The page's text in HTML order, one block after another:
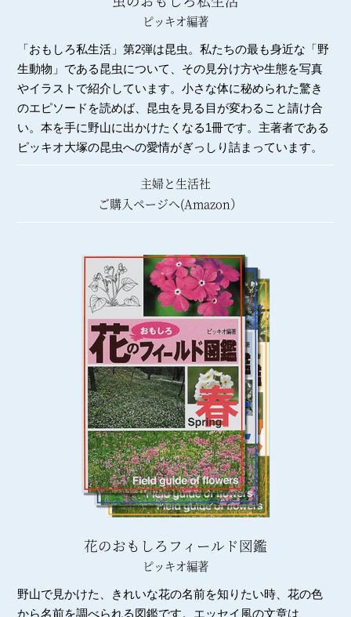
ピッキオ編著
「おもしろ私生活」第2弾は昆虫。私たちの最も身近な「野
生動物」である昆虫について、その見分け方や生態を写真
やイラストで紹介しています。小さな体に秘められた驚き
のエピソードを読めば、昆虫を見る目が変わること請け合
い。本を手に野山に出かけたくなる1冊です。主著者である
ピッキオ大塚の昆虫への愛情がぎっしり詰まっています。
主婦と生活社
ご購入ページへ(Amazon）
花のおもしろフィールド図鑑
ピッキオ編著
野山で見かけた、きれいな花の名前を知りたい時、花の色
から名前を調べられる図鑑です。エッセイ風の文章は、